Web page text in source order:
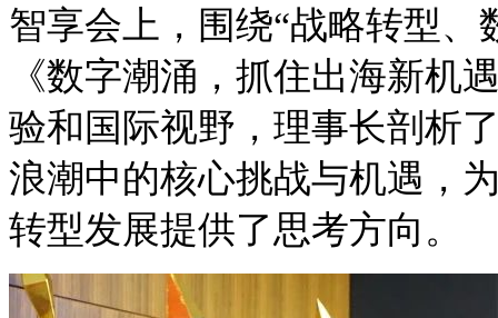
智享会上，围绕“战略转型
《数字潮涌，抓住出海新机
验和国际视野，理事长剖析
浪潮中的核心挑战与机遇，
转型发展提供了思考方向。